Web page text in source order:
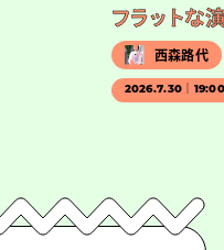
フラットな
西森路代
2026.7.30｜